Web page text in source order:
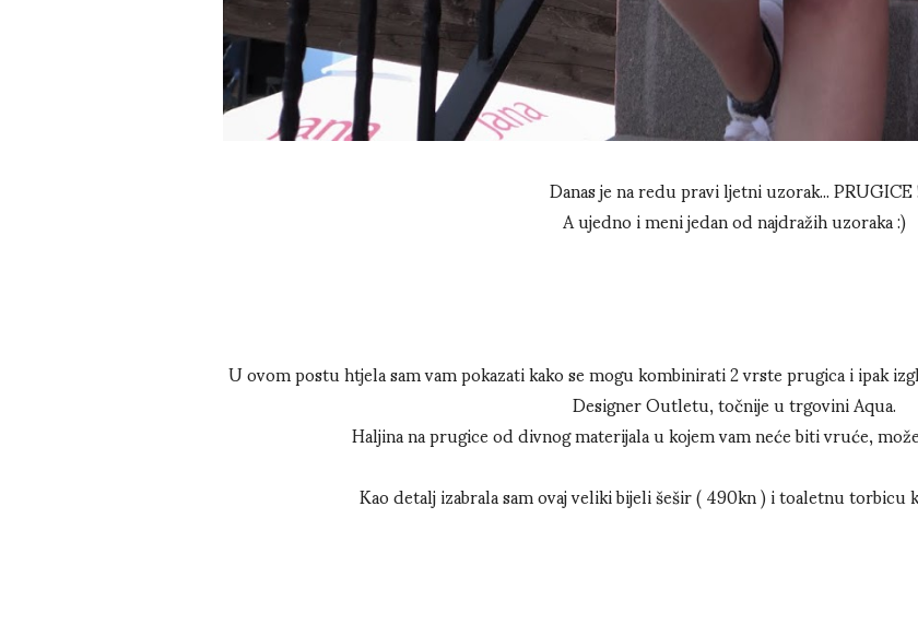
Danas je na redu pravi ljetni uzorak...
A ujedno i meni jedan od najdražih uzoraka :)
U ovom postu htjela sam vam pokazati kako se mogu kombinirati 2 vrste prugica i ipak
Designer Outletu, točnije u trgovini Aqua.
Haljina na prugice od divnog materijala u kojem vam neće biti vruće,
Kao detalj izabrala sam ovaj veliki bijeli šešir ( 490kn ) i toaletnu torbicu